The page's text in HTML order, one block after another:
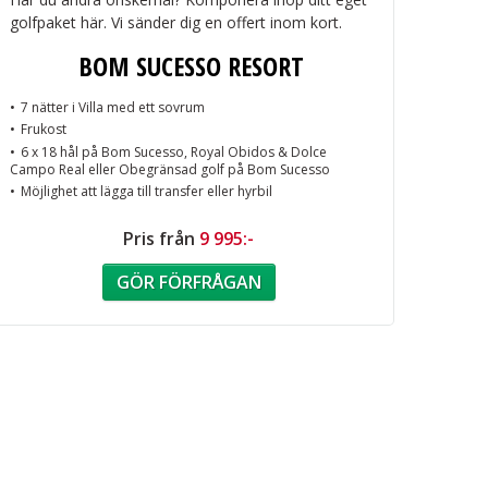
golfpaket här. Vi sänder dig en offert inom kort.
BOM SUCESSO RESORT
7 nätter i Villa med ett sovrum
Frukost
6 x 18 hål på Bom Sucesso, Royal Obidos & Dolce
Campo Real eller Obegränsad golf på Bom Sucesso
Möjlighet att lägga till transfer eller hyrbil
Pris från 9 995:-
GÖR FÖRFRÅGAN